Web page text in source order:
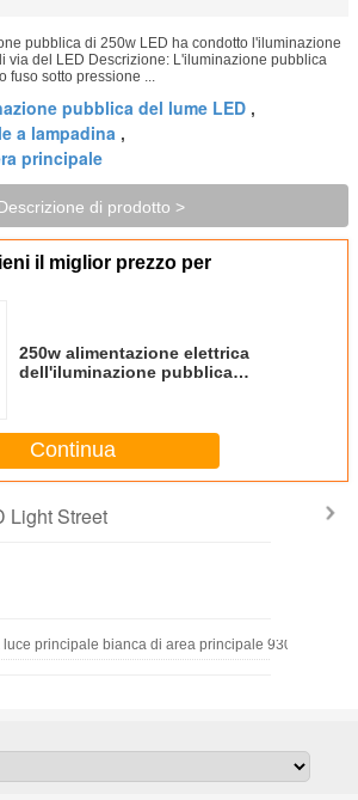
pubblica di 250w LED ha condotto l'iluminazione
via del LED Descrizione: L'iluminazione pubblica
fuso sotto pressione ...
pubblica del lume LED ,
a lampadina ,
principale
di prodotto >
il miglior prezzo per
250w alimentazione elettrica
dell'iluminazione pubblica
Continua
Light Street
luce principale bianca di area principale 9300lm
impermeabilizzano le iluminazioni pubbliche